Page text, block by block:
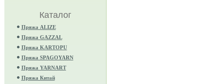
Каталог
Пряжа ALIZE
Пряжа GAZZAL
Пряжа KARTOPU
Пряжа SPAGOYARN
Пряжа YARNART
Пряжа Китай